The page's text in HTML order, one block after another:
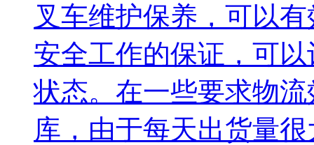
叉车维护保养，可以
安全工作的保证，可
状态。在一些要求物
库，由于每天出货量